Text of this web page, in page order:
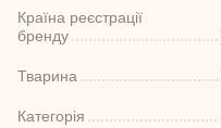
Країна реєстрації
бренду
Тварина
Категорія